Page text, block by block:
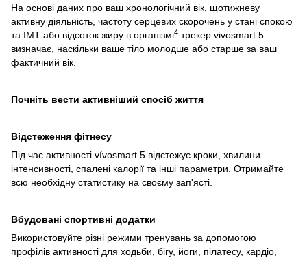
На основі даних про ваш хронологічний вік, щотижневу
активну діяльність, частоту серцевих скорочень у стані спокою
та ІМТ або відсоток жиру в організмі4 трекер vivosmart 5
визначає, наскільки ваше тіло молодше або старше за ваш
фактичний вік.
Почніть вести активніший спосіб життя
Відстеження фітнесу
Під час активності vívosmart 5 відстежує кроки, хвилини
інтенсивності, спалені калорії та інші параметри. Отримайте
всю необхідну статистику на своєму зап'ясті.
Вбудовані спортивні додатки
Використовуйте різні режими тренувань за допомогою
профілів активності для ходьби, бігу, йоги, пілатесу, кардіо,